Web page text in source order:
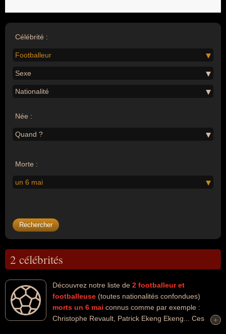
Célébrité :
Footballeur
Sexe
Nationalité
Née :
Quand ?
Morte :
un 6 mai
2 célébrités
Découvrez notre liste de 2 footballeur et
footballeuse (toutes nationalités confondues)
morts un 6 mai connus comme par exemple :
Christophe Revault, Patrick Ekeng Ekeng... Ces
+
+